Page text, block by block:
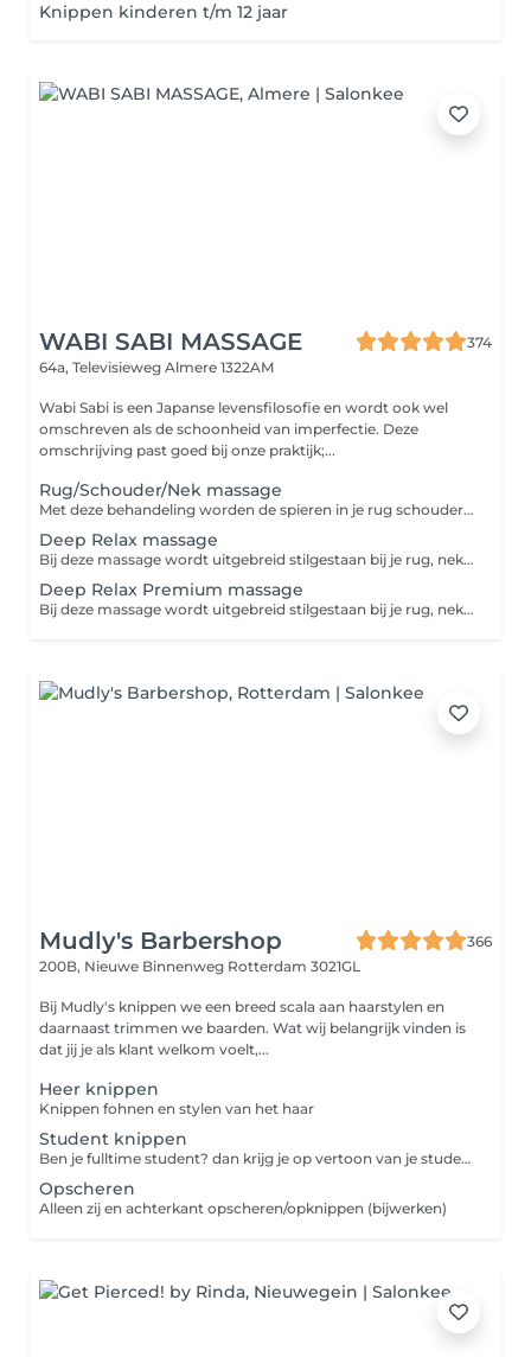
Knippen kinderen t/m 12 jaar
WABI SABI MASSAGE
374
64a, Televisieweg Almere 1322AM
Wabi Sabi is een Japanse levensfilosofie en wordt ook wel
omschreven als de schoonheid van imperfectie. Deze
omschrijving past goed bij onze praktijk;...
Rug/Schouder/Nek massage
Met deze behandeling worden de spieren in je rug schouder en nek goed losgemaakt en ga je weer licht en met nieuwe energie de deur uit. Geef ons vooral je wensen en behoeften aan. In 30min kunnen we heel veel voor je bekenenen!
Deep Relax massage
Bij deze massage wordt uitgebreid stilgestaan bij je rug, nek en schouders. Ook geven wij je een uitgebreide hoofd/gezichtsmasage. Je mag zelf kiezen of je liever je benen of je voeten erbij wil laten masseren. Zo maak je jouw massage behandeling op maat. Er wordt gezorgd voor het ultieme zen gevoel. Laat je in een grote handdoek inpakken en kies je favoriete 100% natuurlijke olie uit. Op de achtergrond hoor je zachte ontspannende muziek en verder helemaal niets: dit is jouw moment. Deze ontspanningsmassage is vaak een combinatie tussen spierknopen losmaken en ontspanning. Alles is op maat dus geef ons vooral je wensen en behoeften aan.
Deep Relax Premium massage
Bij deze massage wordt uitgebreid stilgestaan bij je rug, nek en schouders. Ook geven wij je een uitgebreide hoofd/gezichtsmasage en kan je de behandeling evt uitbreiden naar jouw wensen. Er wordt gezorgd voor het ultieme zen gevoel. Laat je in een grote handdoek inpakken en kies je favoriete 100% natuurlijke olie uit. Op de achtergrond hoor je zachte ontspannende muziek en verder helemaal niets: dit is jouw moment. Deze ontspanningsmassage is vaak een combinatie tussen spierknopen losmaken en ontspanning. Alles is op maat dus geef ons vooral je wensen en behoeften aan.
Mudly's Barbershop
366
200B, Nieuwe Binnenweg Rotterdam 3021GL
Bij Mudly's knippen we een breed scala aan haarstylen en
daarnaast trimmen we baarden. Wat wij belangrijk vinden is
dat jij je als klant welkom voelt,...
Heer knippen
Knippen fohnen en stylen van het haar
Student knippen
Ben je fulltime student? dan krijg je op vertoon van je studentenpas korting op je knipbeurt.
Opscheren
Alleen zij en achterkant opscheren/opknippen (bijwerken)